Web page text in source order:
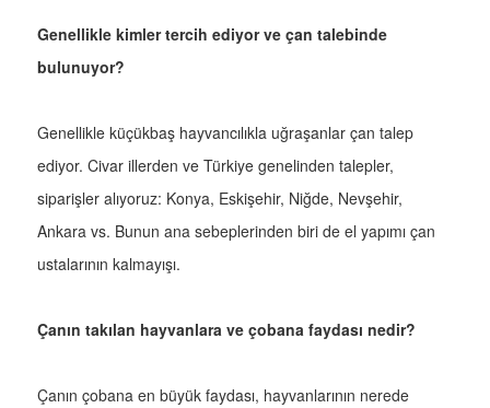
Genellikle kimler tercih ediyor ve çan talebinde
bulunuyor?
Genellikle küçükbaş hayvancılıkla uğraşanlar çan talep
ediyor. Civar illerden ve Türkiye genelinden talepler,
siparişler alıyoruz: Konya, Eskişehir, Niğde, Nevşehir,
Ankara vs. Bunun ana sebeplerinden biri de el yapımı çan
ustalarının kalmayışı.
Çanın takılan hayvanlara ve çobana faydası nedir?
Çanın çobana en büyük faydası, hayvanlarının nerede